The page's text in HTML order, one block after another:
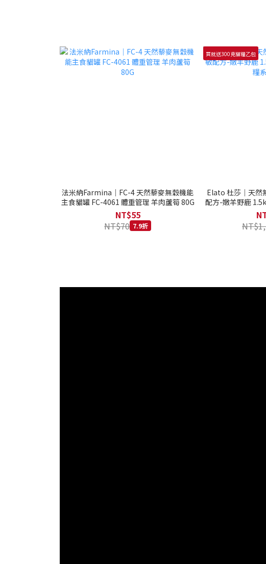
法米納Farmina｜FC-4 天然藜麥無穀機能
主食貓罐 FC-4061 體重管理 羊肉蘆筍 80G
NT$55
NT$70 7.9折
買就送300克貓糧乙包
Elato 杜莎｜天然
配方-嫩羊野鹿
系